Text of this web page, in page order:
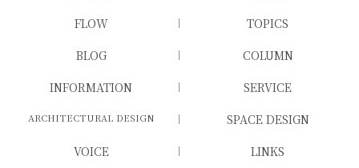
FLOW
TOPICS
BLOG
COLUMN
INFORMATION
SERVICE
ARCHITECTURAL DESIGN
SPACE DESIGN
VOICE
LINKS